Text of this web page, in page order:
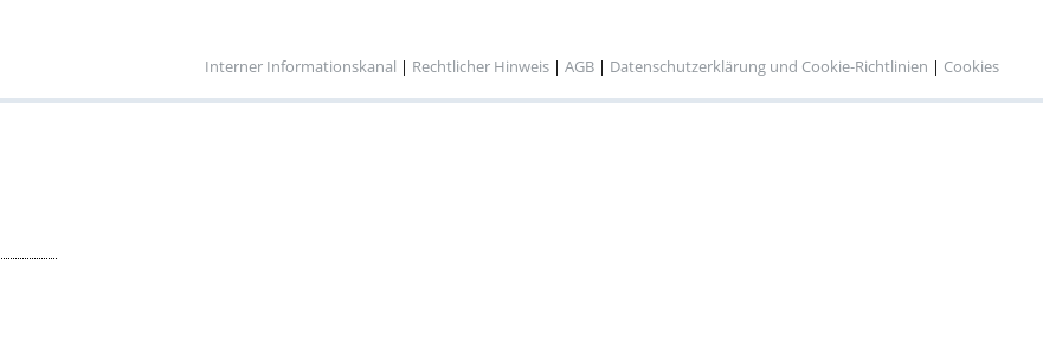
Interner Informationskanal | Rechtlicher Hinweis | AGB | Datenschutzerklärung und Cookie-Richtlinien | Cookies